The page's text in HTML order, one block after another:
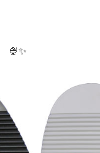
🍨✨